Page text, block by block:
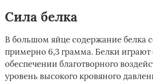
Сила белка
В большом яйце содержание белка
примерно 6,3 грамма. Белки играют
обеспечении благотворного
уровень высокого кровяного